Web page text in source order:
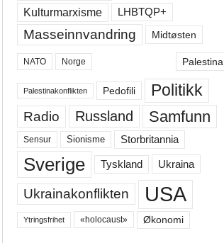
Kulturmarxisme LHBTQP+
Masseinnvandring Midtøsten
NATO Norge Palestina
Palestinakonflikten Pedofili Politikk
Radio Russland Samfunn
Sensur Sionisme Storbritannia
Sverige Tyskland Ukraina
Ukrainakonflikten USA
Ytringsfrihet «holocaust» Økonomi